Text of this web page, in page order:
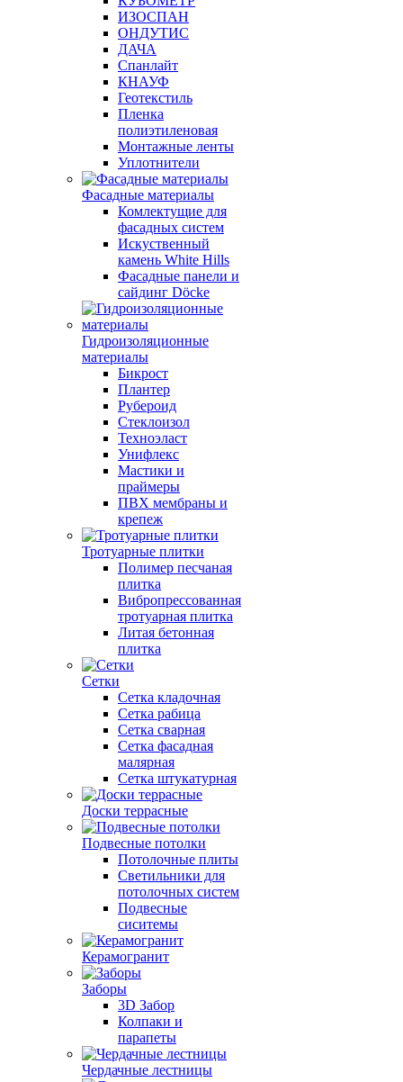
ИЗОСПАН
ОНДУТИС
ДАЧА
Спанлайт
КНАУФ
Геотекстиль
Пленка
полиэтиленовая
Монтажные ленты
Уплотнители
Фасадные материалы
Комлектущие для
фасадных систем
Искуственный
камень White Hills
Фасадные панели и
сайдинг Döcke
Гидроизоляционные
материалы
Бикрост
Плантер
Рубероид
Стеклоизол
Техноэласт
Унифлекс
Мастики и
праймеры
ПВХ мембраны и
крепеж
Тротуарные плитки
Полимер песчаная
плитка
Вибропрессованная
тротуарная плитка
Литая бетонная
плитка
Сетки
Сетка кладочная
Сетка рабица
Сетка сварная
Сетка фасадная
малярная
Сетка штукатурная
Доски террасные
Подвесные потолки
Потолочные плиты
Светильники для
потолочных систем
Подвесные
сиситемы
Керамогранит
Заборы
3D Забор
Колпаки и
парапеты
Чердачные лестницы